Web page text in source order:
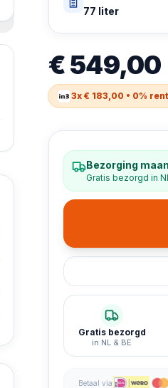
77 liter
€ 549,00
3x € 183,00 • 0%
Bezorging
Gratis bezorgd in
Gratis bezorgd
in NL & BE
Betaal via